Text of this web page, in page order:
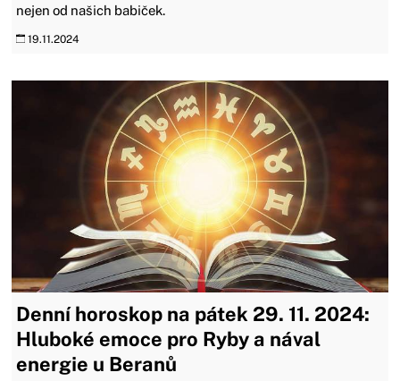
nejen od našich babiček.
19.11.2024
Denní horoskop na pátek 29. 11. 2024:
Hluboké emoce pro Ryby a nával
energie u Beranů